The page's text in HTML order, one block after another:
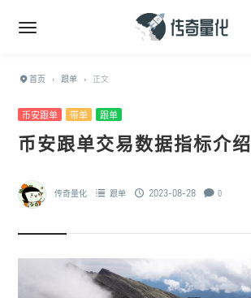
首页 › 跟单 › 正文
币安跟单 带单 跟单
币安跟单交易数据指标介绍
传奇量化 跟单 2023-08-28 0